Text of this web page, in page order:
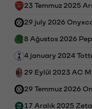
23 Temmuz 2025
29 july 2026
8 Ağustos 2026
4 january 2024
29 Eylül 2023 AC
29 Temmuz 2026
17 Aralık 2025